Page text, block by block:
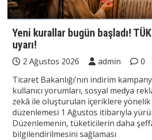
Yeni kurallar bugün başladı!
uyarı!
2 Ağustos 2026 admin
0
Ticaret Bakanlığı’nın indirim
kullanıcı yorumları, sosyal medya
zekâ ile oluşturulan içeriklere yönelik
düzenlemesi 1 Ağustos itibarıyla
Düzenlemenin, tüketicilerin daha
bilgilendirilmesini sağlaması